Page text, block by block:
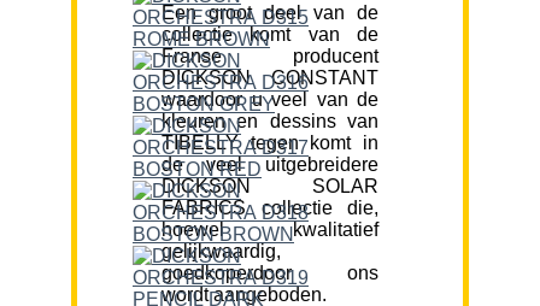
Een groot deel van de
collectie komt van de
Franse producent
DICKSON CONSTANT
waardoor u veel van de
kleuren en dessins van
TIBELLY tegen komt in
de veel uitgebreidere
DICKSON SOLAR
FABRICS collectie die,
hoewel kwalitatief
gelijkwaardig,
goedkoperdoor ons
wordt aangeboden.